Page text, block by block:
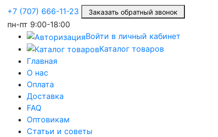
+7 (707) 666-11-23 Заказать обратный звонок
пн-пт 9:00-18:00
Войти в личный кабинет
Каталог товаров
Главная
О нас
Оплата
Доставка
FAQ
Оптовикам
Статьи и советы